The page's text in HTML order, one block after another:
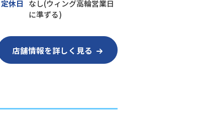
定休日
なし(ウィング高輪営業日
に準ずる)
店舗情報を詳しく見る